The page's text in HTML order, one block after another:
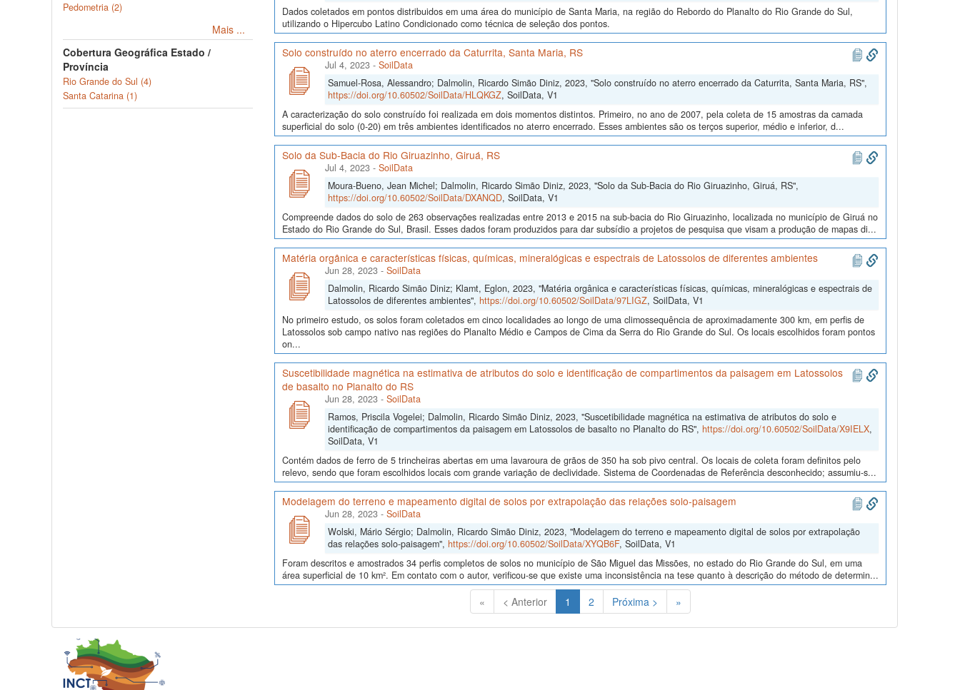
Pedometria (2)
Mais ...
Cobertura Geográfica Estado /
Província
Rio Grande do Sul (4)
Santa Catarina (1)
Dados coletados em pontos distribuidos em uma área do município de Santa Maria, na região do Rebordo do Planalto do Rio Grande do Sul,
utilizando o Hipercubo Latino Condicionado como técnica de seleção dos pontos.
Solo construído no aterro encerrado da Caturrita, Santa Maria, RS
Jul 4, 2023- SoilData
Samuel-Rosa, Alessandro; Dalmolin, Ricardo Simão Diniz, 2023, "Solo construído no aterro encerrado da Caturrita, Santa Maria, RS",
https://doi.org/10.60502/SoilData/HLQKGZ, SoilData, V1
A caracterização do solo construído foi realizada em dois momentos distintos. Primeiro, no ano de 2007, pela coleta de 15 amostras da camada
superficial do solo (0-20) em três ambientes identificados no aterro encerrado. Esses ambientes são os terços superior, médio e inferior, d...
Solo da Sub-Bacia do Rio Giruazinho, Giruá, RS
Jul 4, 2023- SoilData
Moura-Bueno, Jean Michel; Dalmolin, Ricardo Simão Diniz, 2023, "Solo da Sub-Bacia do Rio Giruazinho, Giruá, RS",
https://doi.org/10.60502/SoilData/DXANQD, SoilData, V1
Compreende dados do solo de 263 observações realizadas entre 2013 e 2015 na sub-bacia do Rio Giruazinho, localizada no município de Giruá no
Estado do Rio Grande do Sul, Brasil. Esses dados foram produzidos para dar subsídio a projetos de pesquisa que visam a produção de mapas di...
Matéria orgânica e características físicas, químicas, mineralógicas e espectrais de Latossolos de diferentes ambientes
Jun 28, 2023- SoilData
Dalmolin, Ricardo Simão Diniz; Klamt, Eglon, 2023, "Matéria orgânica e características físicas, químicas, mineralógicas e espectrais de
Latossolos de diferentes ambientes", https://doi.org/10.60502/SoilData/97LIGZ, SoilData, V1
No primeiro estudo, os solos foram coletados em cinco localidades ao longo de uma climossequência de aproximadamente 300 km, em perfis de
Latossolos sob campo nativo nas regiões do Planalto Médio e Campos de Cima da Serra do Rio Grande do Sul. Os locais escolhidos foram pontos
on...
Suscetibilidade magnética na estimativa de atributos do solo e identificação de compartimentos da paisagem em Latossolos
de basalto no Planalto do RS
Jun 28, 2023- SoilData
Ramos, Priscila Vogelei; Dalmolin, Ricardo Simão Diniz, 2023, "Suscetibilidade magnética na estimativa de atributos do solo e
identificação de compartimentos da paisagem em Latossolos de basalto no Planalto do RS", https://doi.org/10.60502/SoilData/X9IELX,
SoilData, V1
Contém dados de ferro de 5 trincheiras abertas em uma lavaroura de grãos de 350 ha sob pivo central. Os locais de coleta foram definitos pelo
relevo, sendo que foram escolhidos locais com grande variação de declividade. Sistema de Coordenadas de Referência desconhecido; assumiu-s...
Modelagem do terreno e mapeamento digital de solos por extrapolação das relações solo-paisagem
Jun 28, 2023- SoilData
Wolski, Mário Sérgio; Dalmolin, Ricardo Simão Diniz, 2023, "Modelagem do terreno e mapeamento digital de solos por extrapolação
das relações solo-paisagem", https://doi.org/10.60502/SoilData/XYQB6F, SoilData, V1
Foram descritos e amostrados 34 perfis completos de solos no município de São Miguel das Missões, no estado do Rio Grande do Sul, em uma
área superficial de 10 km². Em contato com o autor, verificou-se que existe uma inconsistência na tese quanto à descrição do método de determin...
« < Anterior 1 (Atual)
2 Próxima > »